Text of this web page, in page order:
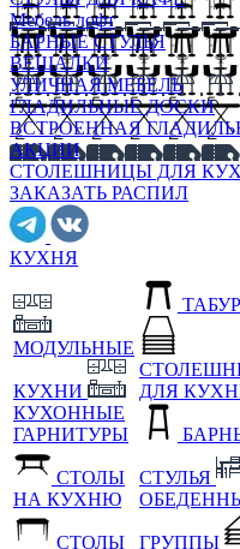
Мебель лофт
БАРНЫЕ СТУЛЬЯ
ВЕШАЛКИ
УЛИЧНАЯ МЕБЕЛЬ
ГЛАДИЛЬНЫЕ ДОСКИ
ВСТРОЕННАЯ
АКЦИИ
СТОЛЕШНИЦЫ ДЛЯ
ЗАКАЗАТЬ РАСПИЛ
КУХНЯ
МОДУЛЬНЫЕ
КУХНИ
КУХОННЫЕ
ГАРНИТУРЫ
СТОЛЫ
НА КУХНЮ
СТОЛЫ
ДЛЯ
СТУЛЬЯ
ГРУППЫ